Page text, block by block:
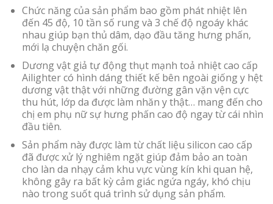
Chức năng của sản phẩm bao gồm phát nhiệt lên
đến 45 độ, 10 tần số rung và 3 chế độ ngoáy khác
nhau giúp bạn thủ dâm, dạo đầu tăng hưng phấn,
mới lạ chuyện chăn gối.
Dương vật giả tự động thụt mạnh toả nhiệt cao cấp
Ailighter có hình dáng thiết kế bên ngoài giống y hệt
dương vật thật với những đường gân vặn vện cực
thu hút, lớp da được làm nhăn y thật… mang đến cho
chị em phụ nữ sự hưng phấn cao độ ngay từ cái nhìn
đầu tiên.
Sản phẩm này được làm từ chất liệu silicon cao cấp
đã được xử lý nghiêm ngặt giúp đảm bảo an toàn
cho làn da nhạy cảm khu vực vùng kín khi quan hệ,
không gây ra bất kỳ cảm giác ngứa ngáy, khó chịu
nào trong suốt quá trình sử dụng sản phẩm.